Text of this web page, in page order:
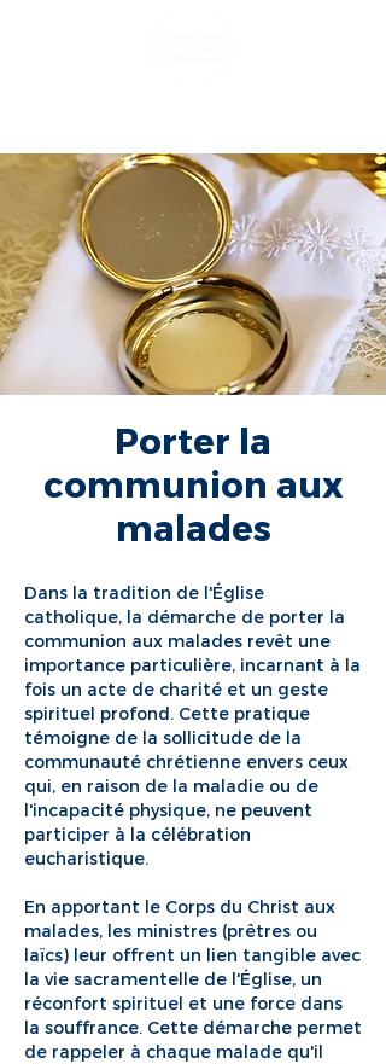
Porter la
communion aux
malades
Dans la tradition de l'Église
catholique, la démarche de porter la
communion aux malades revêt une
importance particulière, incarnant à la
fois un acte de charité et un geste
spirituel profond. Cette pratique
témoigne de la sollicitude de la
communauté chrétienne envers ceux
qui, en raison de la maladie ou de
l'incapacité physique, ne peuvent
participer à la célébration
eucharistique.
En apportant le Corps du Christ aux
malades, les ministres (prêtres ou
laïcs) leur offrent un lien tangible avec
la vie sacramentelle de l'Église, un
réconfort spirituel et une force dans
la souffrance. Cette démarche permet
de rappeler à chaque malade qu'il